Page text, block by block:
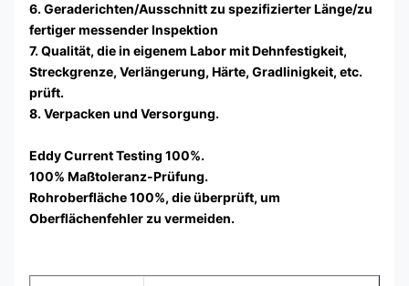
6. Geraderichten/Ausschnitt zu spezifizierter Länge/zu
fertiger messender Inspektion
7. Qualität, die in eigenem Labor mit Dehnfestigkeit,
Streckgrenze, Verlängerung, Härte, Gradlinigkeit, etc.
prüft.
8. Verpacken und Versorgung.
Eddy Current Testing 100%.
100% Maßtoleranz-Prüfung.
Rohroberfläche 100%, die überprüft, um
Oberflächenfehler zu vermeiden.